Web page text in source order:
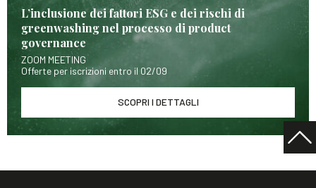
L’inclusione dei fattori ESG e dei rischi di
greenwashing nel processo di product
governance
ZOOM MEETING
Offerte per iscrizioni entro il 02/09
SCOPRI I DETTAGLI